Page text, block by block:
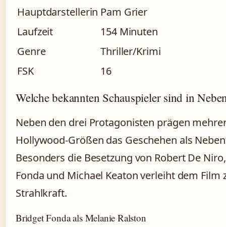
Hauptdarstellerin Pam Grier
Laufzeit
154 Minuten
Genre
Thriller/Krimi
FSK
16
Welche bekannten Schauspieler sind in
Neben den drei Protagonisten prägen
Hollywood-Größen das Geschehen als
Besonders die Besetzung von Robert De
Fonda und Michael Keaton verleiht dem Film
Strahlkraft.
Bridget Fonda als Melanie Ralston